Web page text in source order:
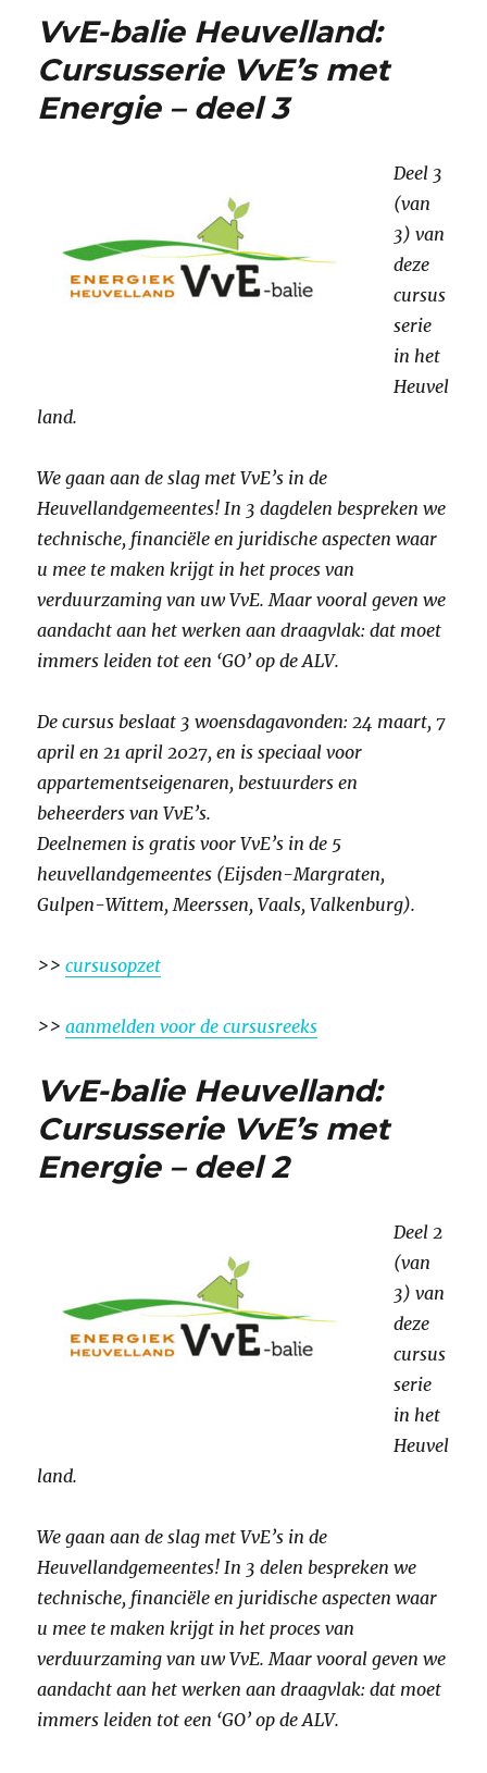
VvE-balie Heuvelland:
Cursusserie VvE’s met
Energie – deel 3
Deel 3
(van
3) van
deze
cursus
serie
in het
Heuvel
land.
We gaan aan de slag met VvE’s in de
Heuvellandgemeentes! In 3 dagdelen bespreken we
technische, financiële en juridische aspecten waar
u mee te maken krijgt in het proces van
verduurzaming van uw VvE. Maar vooral geven we
aandacht aan het werken aan draagvlak: dat moet
immers leiden tot een ‘GO’ op de ALV.
De cursus beslaat 3 woensdagavonden: 24 maart, 7
april en 21 april 2027, en is speciaal voor
appartementseigenaren, bestuurders en
beheerders van VvE’s.
Deelnemen is gratis voor VvE’s in de 5
heuvellandgemeentes (Eijsden-Margraten,
Gulpen-Wittem, Meerssen, Vaals, Valkenburg).
>>cursusopzet
>>aanmelden voor de cursusreeks
VvE-balie Heuvelland:
Cursusserie VvE’s met
Energie – deel 2
Deel 2
(van
3) van
deze
cursus
serie
in het
Heuvel
land.
We gaan aan de slag met VvE’s in de
Heuvellandgemeentes! In 3 delen bespreken we
technische, financiële en juridische aspecten waar
u mee te maken krijgt in het proces van
verduurzaming van uw VvE. Maar vooral geven we
aandacht aan het werken aan draagvlak: dat moet
immers leiden tot een ‘GO’ op de ALV.